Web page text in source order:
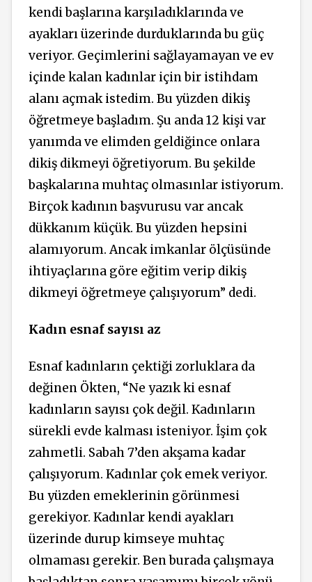
kendi başlarına karşıladıklarında ve
ayakları üzerinde durduklarında bu güç
veriyor. Geçimlerini sağlayamayan ve ev
içinde kalan kadınlar için bir istihdam
alanı açmak istedim. Bu yüzden dikiş
öğretmeye başladım. Şu anda 12 kişi var
yanımda ve elimden geldiğince onlara
dikiş dikmeyi öğretiyorum. Bu şekilde
başkalarına muhtaç olmasınlar istiyorum.
Birçok kadının başvurusu var ancak
dükkanım küçük. Bu yüzden hepsini
alamıyorum. Ancak imkanlar ölçüsünde
ihtiyaçlarına göre eğitim verip dikiş
dikmeyi öğretmeye çalışıyorum” dedi.
Kadın esnaf sayısı az
Esnaf kadınların çektiği zorluklara da
değinen Ökten, “Ne yazık ki esnaf
kadınların sayısı çok değil. Kadınların
sürekli evde kalması isteniyor. İşim çok
zahmetli. Sabah 7’den akşama kadar
çalışıyorum. Kadınlar çok emek veriyor.
Bu yüzden emeklerinin görünmesi
gerekiyor. Kadınlar kendi ayakları
üzerinde durup kimseye muhtaç
olmaması gerekir. Ben burada çalışmaya